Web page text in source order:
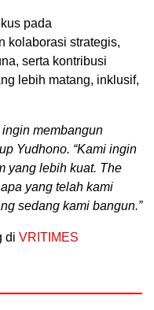
pada
kolaborasi strategis,
serta kontribusi
lebih matang, inklusif,
membangun
Yudhono. “Kami ingin
yang lebih kuat. The
yang telah kami
sedang kami bangun.”
di VRITIMES